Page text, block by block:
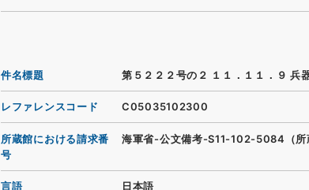
件名標題 第５２２２号の２ １１．１１．９ 兵
レファレンスコード C05035102300
所蔵館における請求番
号
海軍省-公文備考-S11-102-5084（所
言語 日本語